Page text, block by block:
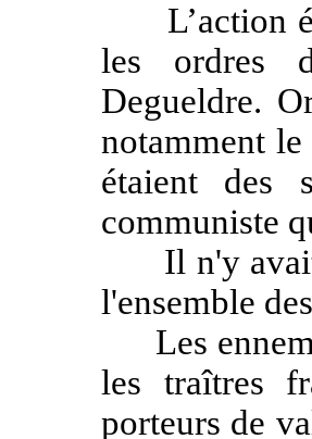
L’action
les ordres
Degueldre.
notamment
étaient des
communiste
Il n'y avait
l'ensemble
Les
les traîtres
porteurs de